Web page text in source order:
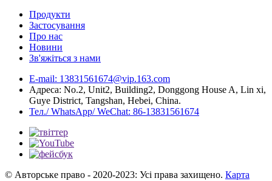
Продукти
Застосування
Про нас
Новини
Зв'яжіться з нами
E-mail: 13831561674@vip.163.com
Адреса: No.2, Unit2, Building2, Donggong House A, Lin xi,
Guye District, Tangshan, Hebei, China.
Тел./ WhatsApp/ WeChat: 86-13831561674
© Авторське право - 2020-2023: Усі права захищено. Карта